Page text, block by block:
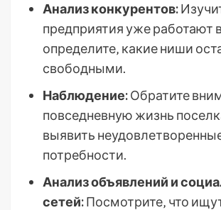
Анализ конкурентов:
предприятия уже работают
определите‚ какие ниши
свободными.
Наблюдение:Обратите
повседневную жизнь
выявить
потребности.
Анализ объявлений и
сетей:Посмотрите‚ что